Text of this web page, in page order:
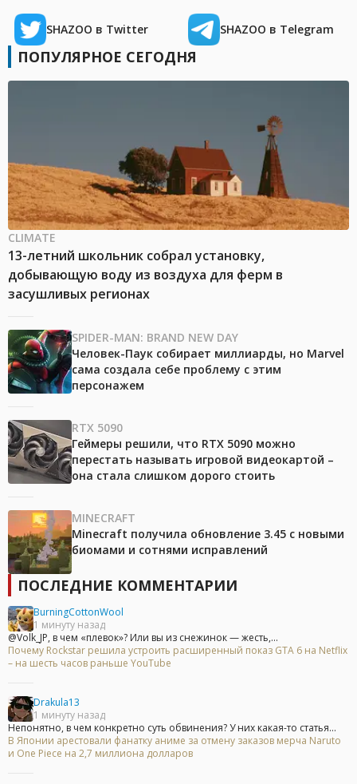
SHAZOO в Twitter SHAZOO в Telegram
ПОПУЛЯРНОЕ СЕГОДНЯ
CLIMATE
13-летний школьник собрал установку,
добывающую воду из воздуха для ферм в
засушливых регионах
SPIDER-MAN: BRAND NEW DAY
Человек-Паук собирает миллиарды, но Marvel
сама создала себе проблему с этим
персонажем
RTX 5090
Геймеры решили, что RTX 5090 можно
перестать называть игровой видеокартой –
она стала слишком дорого стоить
MINECRAFT
Minecraft получила обновление 3.45 с новыми
биомами и сотнями исправлений
ПОСЛЕДНИЕ КОММЕНТАРИИ
BurningCottonWool
1 минуту назад
@Volk_JP, в чем «плевок»? Или вы из снежинок — жесть,...
Почему Rockstar решила устроить расширенный показ GTA 6 на Netflix
– на шесть часов раньше YouTube
Drakula13
1 минуту назад
Непонятно, в чем конкретно суть обвинения? У них какая-то статья...
В Японии арестовали фанатку аниме за отмену заказов мерча Naruto
и One Piece на 2,7 миллиона долларов